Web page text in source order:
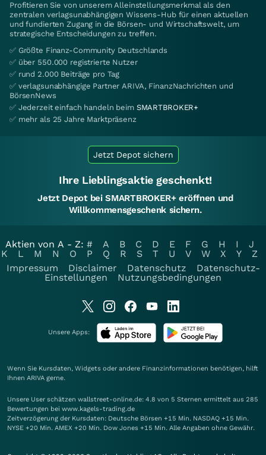
Profitieren Sie von unserem Alleinstellungsmerkmal als den
zentralen verlagsunabhängigen Wissens-Hub für einen aktuellen
und fundierten Zugang in die Börsen- und Wirtschaftswelt, um
strategische Entscheidungen zu treffen.
✅ Größte Finanz-Community Deutschlands
✅ über 550.000 registrierte Nutzer
✅ rund 2.000 Beiträge pro Tag
✅ verlagsunabhängige Partner ARIVA, FinanzNachrichten und
BörsenNews
✅ Jederzeit einfach handeln beim SMARTBROKER+
✅ mehr als 25 Jahre Marktpräsenz
Jetzt Depot sichern
Ihre Lieblingsaktie geschenkt!
Jetzt Depot bei SMARTBROKER+ eröffnen und
Willkommensgeschenk sichern.
Aktien von A - Z: # A B C D E F G H I
J
K
L M N O P Q R S T U V W X Y
Z
Impressum
Disclaimer Datenschutz
Datenschutz-
Einstellungen
Nutzungsbedingungen
Unsere Apps:
Wenn Sie Kursdaten, Widgets oder andere Finanzinformationen benötigen, hilft
Ihnen ARIVA gerne.
Unsere User schätzen wallstreet-online.de: 4.8 von 5 Sternen ermittelt aus 285
Bewertungen bei www.kagels-trading.de
Zeitverzögerung der Kursdaten: Deutsche Börsen +15 Min. NASDAQ +15 Min.
NYSE +20 Min. AMEX +20 Min. Dow Jones +15 Min. Alle Angaben ohne Gewähr.